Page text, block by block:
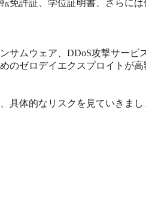
免許証、学位証明書、さらに
ムウェア、DDoS攻撃サービ
のゼロデイエクスプロイトが
具体的なリスクを見ていきまし